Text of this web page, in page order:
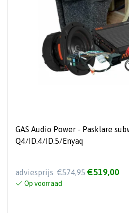
GAS Audio Power - Pasklare
Q4/ID.4/ID.5/Enyaq
adviesprijs €574,95 €519,00
Op voorraad